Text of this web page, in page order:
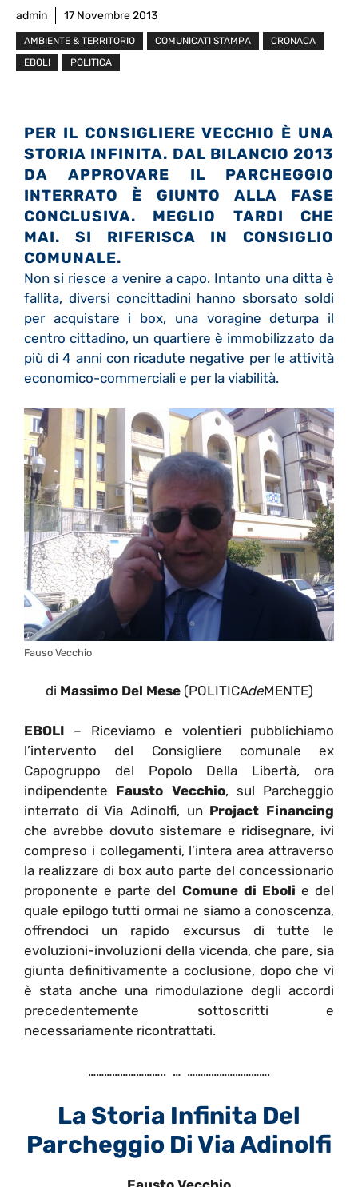
admin 17 Novembre 2013
AMBIENTE & TERRITORIO COMUNICATI STAMPA
CRONACA
EBOLI
POLITICA
PER IL CONSIGLIERE VECCHIO È UNA
STORIA INFINITA. DAL BILANCIO 2013
DA APPROVARE IL PARCHEGGIO
INTERRATO È GIUNTO ALLA FASE
CONCLUSIVA. MEGLIO TARDI CHE
MAI. SI RIFERISCA IN CONSIGLIO
COMUNALE.
Non si riesce a venire a capo. Intanto una ditta è
fallita, diversi concittadini hanno sborsato soldi
per acquistare i box, una voragine deturpa il
centro cittadino, un quartiere è immobilizzato da
più di 4 anni con ricadute negative per le attività
economico-commerciali e per la viabilità.
Fauso Vecchio
di Massimo Del Mese(POLITICAdeMENTE)
EBOLI – Riceviamo e volentieri pubblichiamo
l’intervento del Consigliere comunale ex
Capogruppo del Popolo Della Libertà, ora
indipendente Fausto Vecchio, sul Parcheggio
interrato di Via Adinolfi, un Projact Financing
che avrebbe dovuto sistemare e ridisegnare, ivi
compreso i collegamenti, l’intera area attraverso
la realizzare di box auto parte del concessionario
proponente e parte del Comune di Eboli e del
quale epilogo tutti ormai ne siamo a conoscenza,
offrendoci un rapido excursus di tutte le
evoluzioni-involuzioni della vicenda, che pare, sia
giunta definitivamente a coclusione, dopo che vi
è stata anche una rimodulazione degli accordi
precedentemente sottoscritti e
necessariamente ricontrattati.
……………………….. … ………………………….
La Storia Infinita Del
Parcheggio Di Via Adinolfi